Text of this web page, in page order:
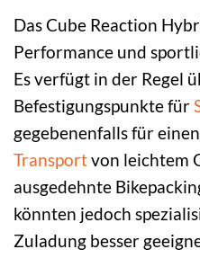
Das Cube Reaction
Performance und
Es verfügt in der Regel
Befestigungspunkte für
gegebenenfalls für einen
Transportvon leichtem
ausgedehnte
könnten jedoch
Zuladung besser